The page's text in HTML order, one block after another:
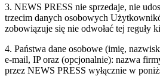
3. NEWS PRESS nie sprzedaje, nie
trzecim danych osobowych
zobowiązuje się nie odwołać tej reguły
4. Państwa dane osobowe (imię,
e-mail, IP oraz (opcjonalnie): nazwa
przez NEWS PRESS wyłącznie w